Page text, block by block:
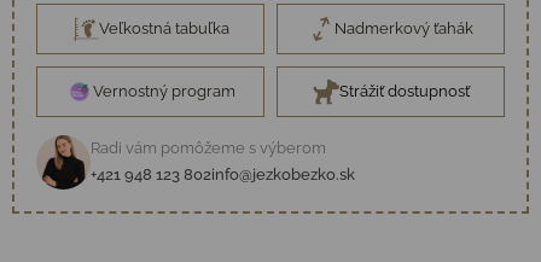
Veľkostná tabuľka Nadmerkový ťahák
Vernostný program Strážiť dostupnosť
Radi vám pomôžeme s výberom
+421 948 123 802info@jezkobezko.sk